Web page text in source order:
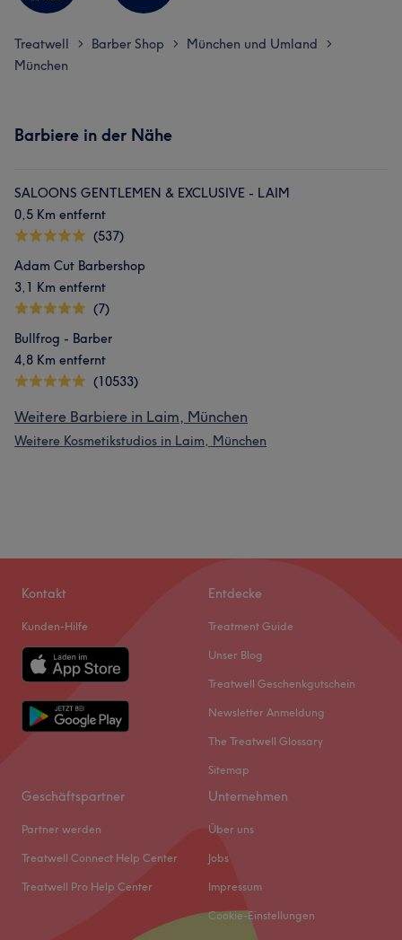
Treatwell > Barber Shop > München und Umland >
München
Barbiere in der Nähe
SALOONS GENTLEMEN & EXCLUSIVE - LAIM
0,5 Km entfernt
(537)
Adam Cut Barbershop
3,1 Km entfernt
(7)
Bullfrog - Barber
4,8 Km entfernt
(10533)
Weitere Barbiere in Laim, München
Weitere Kosmetikstudios in Laim, München
Kontakt
Kunden-Hilfe
Entdecke
Treatment Guide
Unser Blog
Treatwell Geschenkgutschein
Newsletter Anmeldung
The Treatwell Glossary
Sitemap
Geschäftspartner
Partner werden
Treatwell Connect Help Center
Treatwell Pro Help Center
Unternehmen
Über uns
Jobs
Impressum
Cookie-Einstellungen